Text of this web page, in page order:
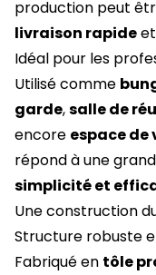
production peut
livraison rapide
Idéal pour les
Utilisé comme
garde,salle de
encore espace
répond à une
simplicité et
Une construction
Structure robuste
Fabriqué en tôle